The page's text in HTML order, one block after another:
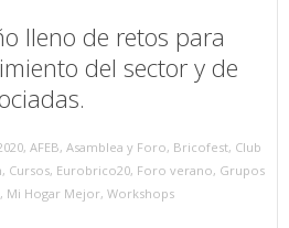
lleno de retos para
del sector y de
, AFEB, Asamblea y Foro, Bricofest, Club
, Cursos, Eurobrico20, Foro verano, Grupos
, Mi Hogar Mejor, Workshops